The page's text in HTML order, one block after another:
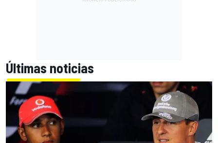
Últimas noticias